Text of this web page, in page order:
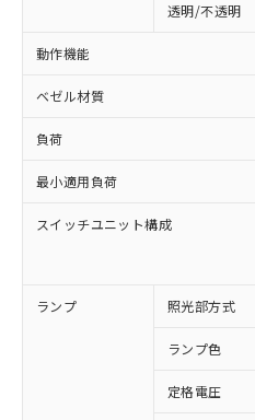
透明/不透明
動作機能
ベゼル材質
負荷
最小適用負荷
スイッチユニット構成
ランプ 照光部方式
ランプ色
定格電圧